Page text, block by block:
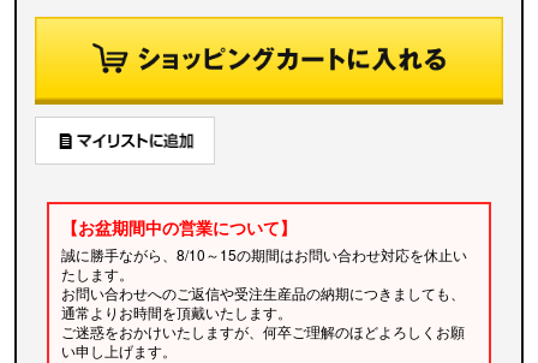
【お盆期間中の営業について】
誠に勝手ながら、8/10～15の期間はお問い合わせ対応を休止い
たします。
お問い合わせへのご返信や受注生産品の納期につきましても、
通常よりお時間を頂戴いたします。
ご迷惑をおかけいたしますが、何卒ご理解のほどよろしくお願
い申し上げます。